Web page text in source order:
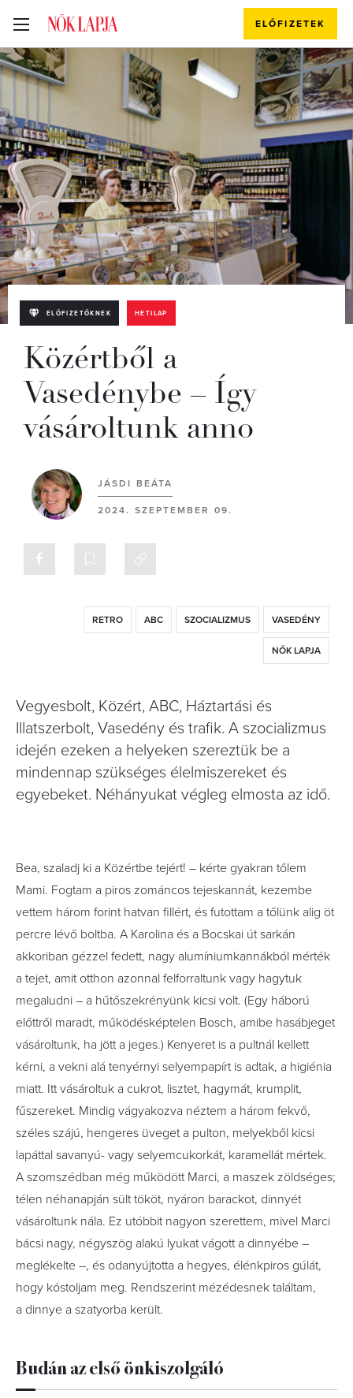
ELŐFIZETEK
ELŐFIZETŐKNEK HETILAP
Közértből a
Vasedénybe – Így
vásároltunk anno
JÁSDI BEÁTA
2024. SZEPTEMBER 09.
RETRO ABC SZOCIALIZMUS VASEDÉNY
NŐK LAPJA
Vegyesbolt, Közért, ABC, Háztartási és
Illatszerbolt, Vasedény és trafik. A szocializmus
idején ezeken a helyeken szereztük be a
mindennap szükséges élelmiszereket és
egyebeket. Néhányukat végleg elmosta az idő.
Bea, szaladj ki a Közértbe tejért! – kérte gyakran tőlem
Mami. Fogtam a piros zománcos tejeskannát, kezembe
vettem három forint hatvan fillért, és futottam a tőlünk alig öt
percre lévő boltba. A Karolina és a Bocskai út sarkán
akkoriban gézzel fedett, nagy alumínium­kannákból mérték
a tejet, amit otthon azonnal felforraltunk vagy hagytuk
megaludni – a hűtőszekrényünk kicsi volt. (Egy háború
előttről maradt, működésképtelen Bosch, amibe hasábjeget
vásároltunk, ha jött a jeges.) Kenyeret is a pultnál kellett
kérni, a vekni alá tenyérnyi selyempapírt is adtak, a higiénia
miatt. Itt vásároltuk a cukrot, lisztet, hagymát, krumplit,
fűszereket. Mindig vágyakozva néztem a három fekvő,
széles szájú, hengeres üveget a pulton, melyekből kicsi
lapáttal savanyú- vagy selyemcukorkát, karamellát mértek.
A szomszédban még működött Marci, a maszek zöldséges;
télen néhanapján sült tököt, nyáron barackot, dinnyét
vásároltunk nála. Ez utóbbit nagyon szerettem, mivel Marci
bácsi nagy, négyszög alakú lyukat vágott a dinnyébe –
meglékelte –, és odanyújtotta a hegyes, élénkpiros gúlát,
hogy kóstoljam meg. Rendszerint mézédesnek találtam,
a dinnye a szatyorba került.
Budán az első önkiszolgáló